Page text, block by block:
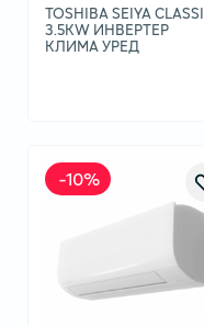
TOSHIBA SEIYA
3.5KW ИНВЕРТЕР
КЛИМА УРЕД
-10%